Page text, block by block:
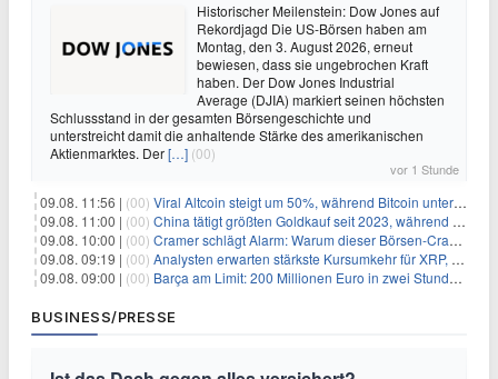
Historischer Meilenstein: Dow Jones auf
Rekordjagd Die US-Börsen haben am
Montag, den 3. August 2026, erneut
bewiesen, dass sie ungebrochen Kraft
haben. Der Dow Jones Industrial
Average (DJIA) markiert seinen höchsten
Schlussstand in der gesamten Börsengeschichte und
unterstreicht damit die anhaltende Stärke des amerikanischen
Aktienmarktes. Der[…] (00)
vor 1 Stunde
09.08. 11:56 | (00) Viral Altcoin steigt um 50%, während Bitcoin unter $65.000 fällt
09.08. 11:00 | (00) China tätigt größten Goldkauf seit 2023, während Goldpreis um 8% steigt
09.08. 10:00 | (00) Cramer schlägt Alarm: Warum dieser Börsen-Crash die beste Einstiegschance seit Monaten ist
09.08. 09:19 | (00) Analysten erwarten stärkste Kursumkehr für XRP, während Polymarket skeptisch bleibt
09.08. 09:00 | (00) Barça am Limit: 200 Millionen Euro in zwei Stunden – warum dieser Schuldentrip hochgefährlich wird
BUSINESS/PRESSE